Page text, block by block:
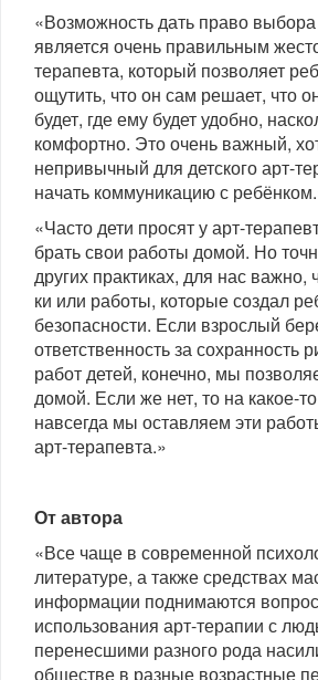
«Возможность дать право
является очень правильным
терапевта, ко­торый позволяет
ощутить, что он сам решает, что
будет, где ему будет удобно,
комфортно. Это очень важный,
непривычный для детского арт-
начать коммуникацию с
«Часто дети просят у арт-
брать свои работы домой. Но
других практиках, для нас
ки или работы, которые создал
без­опасности. Если взрослый
ответствен­ность за сохранность
работ детей, ко­нечно, мы
домой. Если же нет, то на какое-
навсегда мы оставляем эти
арт-терапевта.»
От автора
«Все чаще в современной
литера­туре, а также средствах
информации под­нимаются
использования арт-терапии с
перенесшими разного рода
обществе в разные возрастные